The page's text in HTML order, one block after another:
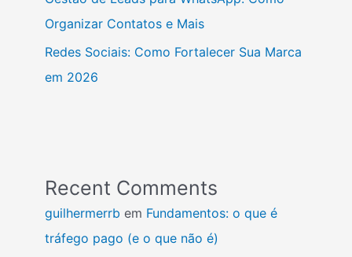
Organizar Contatos e Mais
Redes Sociais: Como Fortalecer Sua Marca
em 2026
Recent Comments
guilhermerrb em Fundamentos: o que é
tráfego pago (e o que não é)